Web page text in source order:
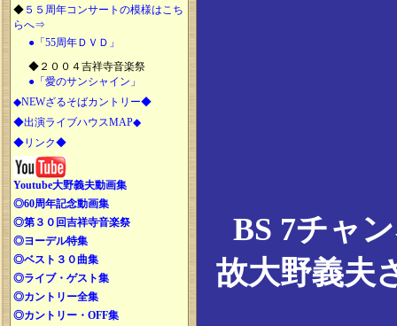
◆ ５５周年コンサートの模様はこち
らへ⇒
●「55周年ＤＶＤ」
◆２００４吉祥寺音楽祭
●「愛のサンシャイン」
◆NEWざるそばカントリー◆
◆出演ライブハウスMAP◆
◆リンク◆
Youtube大野義夫動画集
◎60周年記念動画集
◎第３０回吉祥寺音楽祭
◎ヨーデル特集
◎ベスト３０曲集
◎ライブ・ゲスト集
◎カントリー全集
◎カントリー・OFF集
BS 7チャ
故大野義夫